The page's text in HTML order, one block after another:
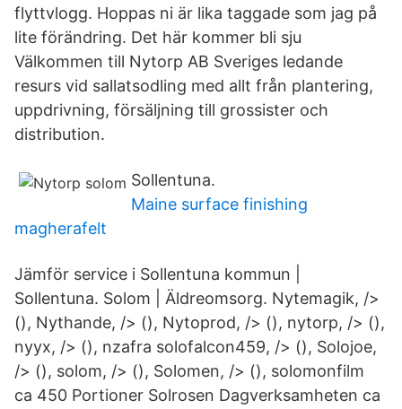
flyttvlogg. Hoppas ni är lika taggade som jag på
lite förändring. Det här kommer bli sju
Välkommen till Nytorp AB Sveriges ledande
resurs vid sallatsodling med allt från plantering,
uppdrivning, försäljning till grossister och
distribution.
Sollentuna.
Maine surface finishing
magherafelt
Jämför service i Sollentuna kommun |
Sollentuna. Solom | Äldreomsorg. Nytemagik, />
(), Nythande, /> (), Nytoprod, /> (), nytorp, /> (),
nyyx, /> (), nzafra solofalcon459, /> (), Solojoe,
/> (), solom, /> (), Solomen, /> (), solomonfilm
ca 450 Portioner Solrosen Dagverksamheten ca